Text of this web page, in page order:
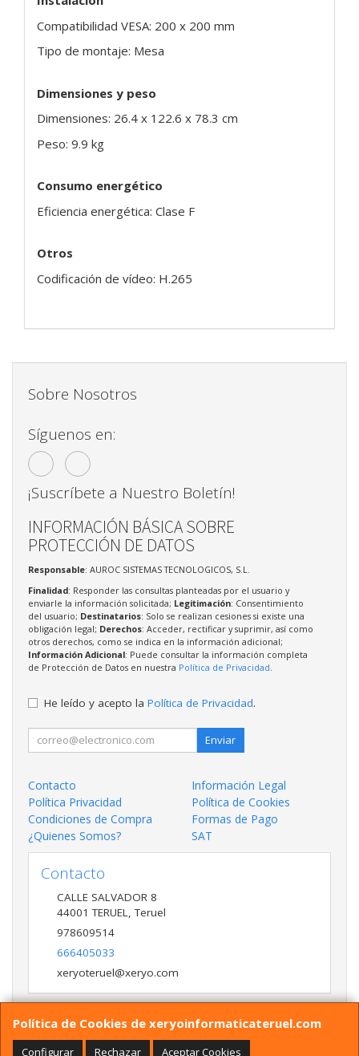
Compatibilidad VESA: 200 x 200 mm
Tipo de montaje: Mesa
Dimensiones y peso
Dimensiones: 26.4 x 122.6 x 78.3 cm
Peso: 9.9 kg
Consumo energético
Eficiencia energética: Clase F
Otros
Codificación de vídeo: H.265
Política de Cookies de xeryoinformaticateruel.com
Configurar Rechazar Aceptar Cookies
Sobre Nosotros
Síguenos en:
¡Suscríbete a Nuestro Boletín!
INFORMACIÓN BÁSICA SOBRE
PROTECCIÓN DE DATOS
Responsable: AUROC SISTEMAS TECNOLOGICOS, S.L.
Finalidad: Responder las consultas planteadas por el usuario y
enviarle la información solicitada; Legitimación: Consentimiento
del usuario; Destinatarios: Solo se realizan cesiones si existe una
obligación legal; Derechos: Acceder, rectificar y suprimir, así como
otros derechos, como se indica en la información adicional;
Información Adicional: Puede consultar la información completa
de Protección de Datos en nuestra Política de Privacidad.
He leído y acepto la Política de Privacidad.
Enviar
Contacto
Información Legal
Política Privacidad
Política de Cookies
Condiciones de Compra
Formas de Pago
¿Quienes Somos?
SAT
Contacto
CALLE SALVADOR 8
44001 TERUEL,Teruel
978609514
666405033
xeryoteruel@xeryo.com
Horario
LUNES A VIERNES 9:30 A 13:30 17:00 a 20:00 Y